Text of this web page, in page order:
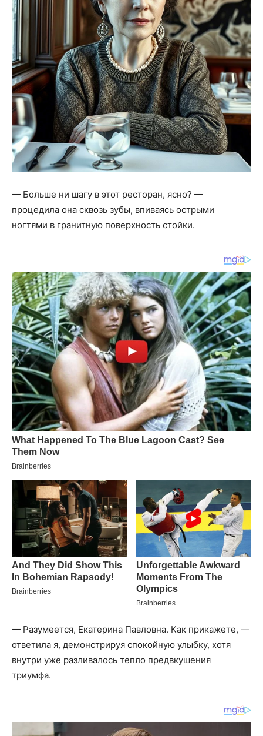
— Больше ни шагу в этот ресторан, ясно? —
процедила она сквозь зубы, впиваясь острыми
ногтями в гранитную поверхность стойки.
— Разумеется, Екатерина Павловна. Как прикажете, —
ответила я, демонстрируя спокойную улыбку, хотя
внутри уже разливалось тепло предвкушения
триумфа.